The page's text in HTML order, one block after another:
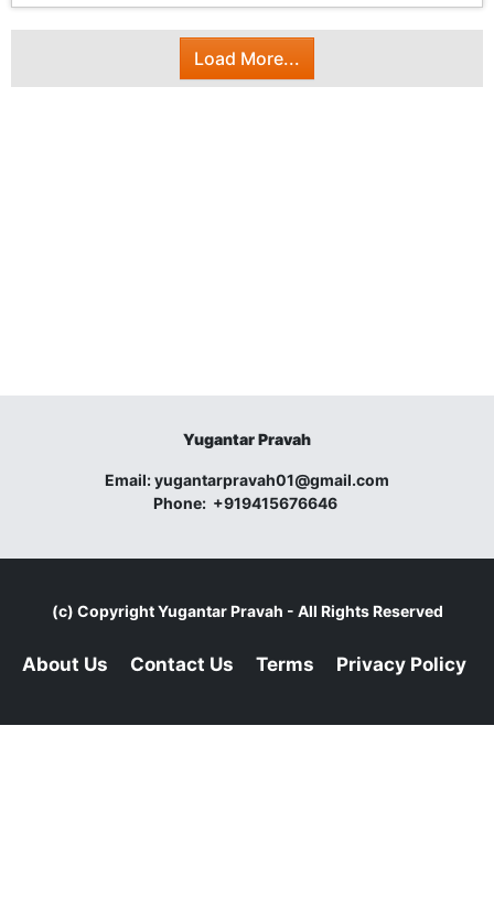
Load More...
Yugantar Pravah
Email:yugantarpravah01@gmail.com
Phone: +919415676646
(c) CopyrightYugantar Pravah - All Rights Reserved
About Us Contact Us Terms Privacy Policy